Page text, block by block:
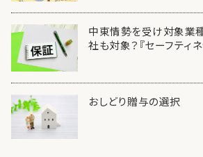
中東情勢を受け対象業
社も対象？『セーフティ
おしどり贈与の選択